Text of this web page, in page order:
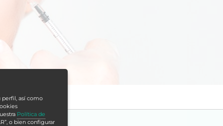
perfil, así como
Política de
o bien configurar